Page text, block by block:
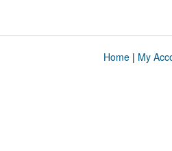
Home| My